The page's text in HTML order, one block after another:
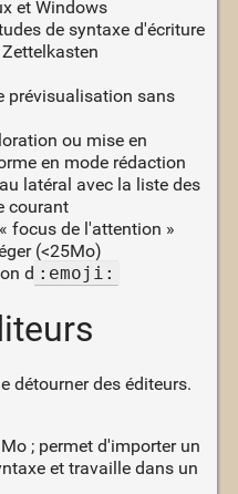
et Windows
de syntaxe d'écriture
prévisualisation sans
ou mise en
en mode rédaction
latéral avec la liste des
courant
focus de l'attention »
(<25Mo)
d :emoji:
détourner des éditeurs.
; permet d'importer un
et travaille dans un